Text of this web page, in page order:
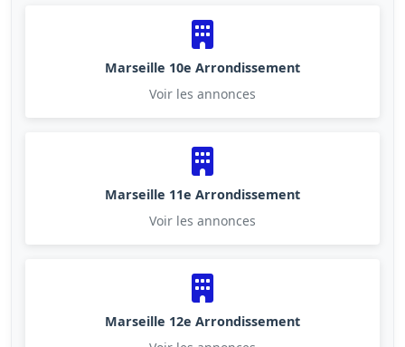
Marseille 10e Arrondissement
Voir les annonces
Marseille 11e Arrondissement
Voir les annonces
Marseille 12e Arrondissement